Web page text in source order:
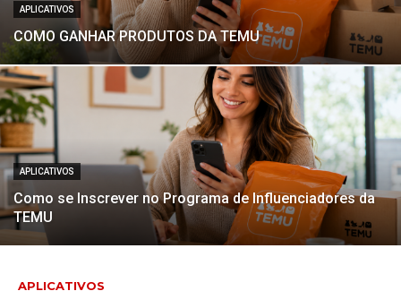
APLICATIVOS
COMO GANHAR PRODUTOS DA TEMU
APLICATIVOS
Como se Inscrever no Programa de Influenciadores da
TEMU
APLICATIVOS